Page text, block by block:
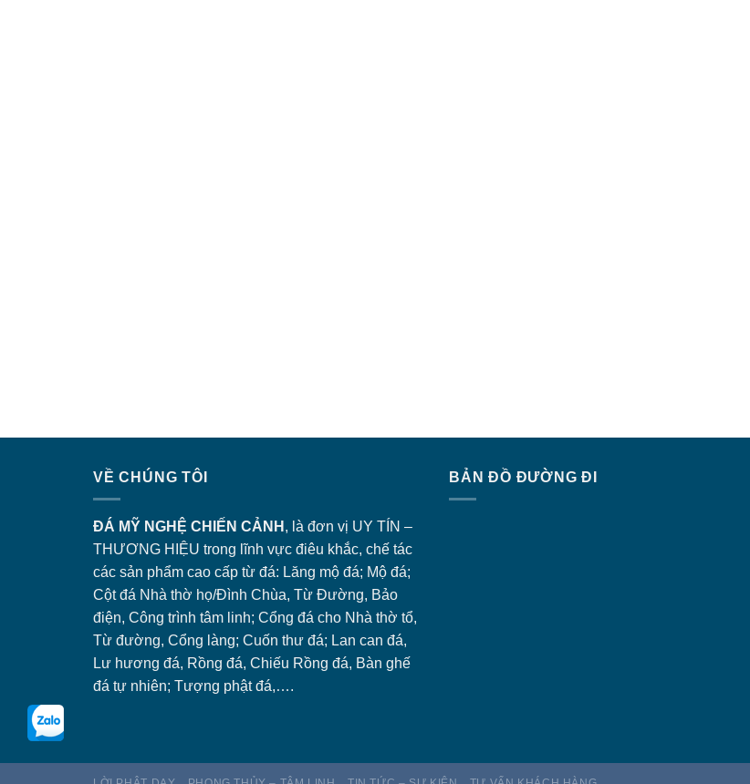
VỀ CHÚNG TÔI
ĐÁ MỸ NGHỆ CHIẾN CẢNH , là đơn vị UY TÍN –
THƯƠNG HIỆU trong lĩnh vực điêu khắc, chế tác
các sản phẩm cao cấp từ đá: Lăng mộ đá; Mộ đá;
Cột đá Nhà thờ họ/Đình Chùa, Từ Đường, Bảo
điện, Công trình tâm linh; Cổng đá cho Nhà thờ tổ,
Từ đường, Cổng làng; Cuốn thư đá; Lan can đá,
Lư hương đá, Rồng đá, Chiếu Rồng đá, Bàn ghế
đá tự nhiên; Tượng phật đá,….
BẢN ĐỒ ĐƯỜNG ĐI